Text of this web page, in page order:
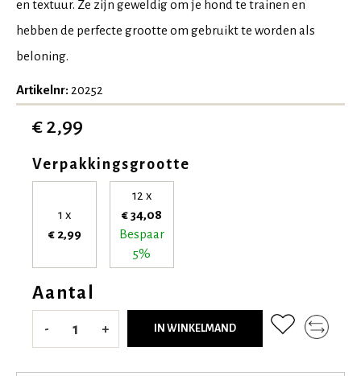
en textuur. Ze zijn geweldig om je hond te trainen en
hebben de perfecte grootte om gebruikt te worden als
beloning.
Artikelnr: 20252
€ 2,99
Verpakkingsgrootte
1 x
€ 2,99
12 x
€ 34,08
Bespaar
5%
Aantal
- + IN WINKELMAND